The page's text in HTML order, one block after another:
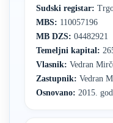
Sudski registar:
MBS: 110057196
MB DZS: 04482921
Temeljni kapital:
Vlasnik: Vedran
Zastupnik: Vedran
Osnovano: 2015.